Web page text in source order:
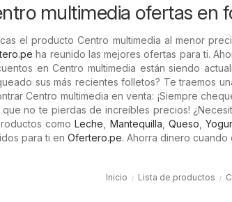
multimedia ofertas en
el producto Centro multimedia al menor
ha reunido las mejores ofertas para ti.
en Centro multimedia están siendo
sus más recientes folletos? Te traemos
Centro multimedia en venta: ¡Siempre
que no te pierdas de increíbles precios!
comoLeche Mantequilla Queso
para ti en Ofertero.pe. Ahorra dinero cuando
Inicio Lista de productos